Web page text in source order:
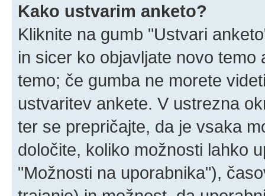
Kako ustvarim anketo?
Kliknite na gumb "Ustvari
in sicer ko objavljate novo
temo; če gumba ne morete
ustvaritev ankete. V ustrezna
ter se prepričajte, da je vsaka
določite, koliko možnosti lahko
"Možnosti na uporabnika"),